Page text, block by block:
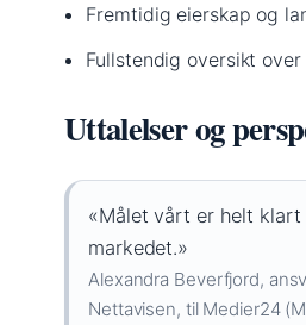
Fremtidig eierskap og
Fullstendig oversikt
Uttalelser og
«Målet vårt er helt klart
markedet.»
Alexandra Beverfjord,
Nettavisen, til Medier24